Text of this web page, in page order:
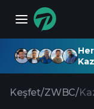
Keşfet/ZWBC/